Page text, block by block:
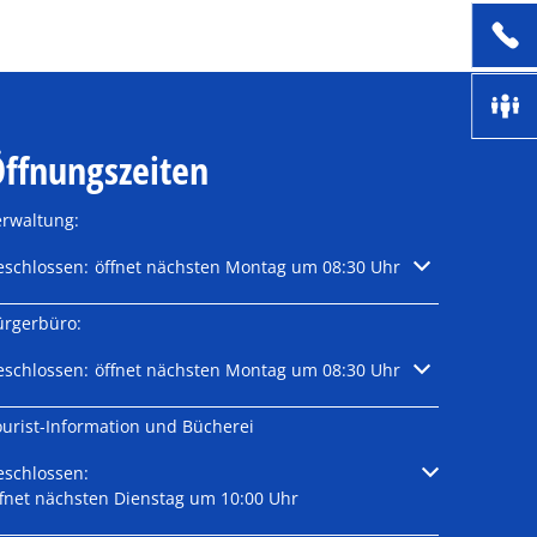
um weitere Öffnungs- oder Schließzeiten auszublenden
öffnet nächsten Montag um 08:30 Uhr
um weitere Öffnungs- oder Schließzeiten auszublenden
öffnet nächsten Montag um 08:30 Uhr
Information und Bücherei
um weitere Öffnungs- oder Schließzeiten auszublenden
nächsten Dienstag um 10:00 Uhr